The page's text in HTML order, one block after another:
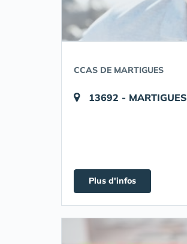
CCAS DE MARTIGUES
13692 - MARTIGUES
Plus d'infos